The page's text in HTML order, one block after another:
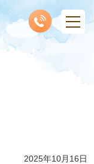
2025年10月16日